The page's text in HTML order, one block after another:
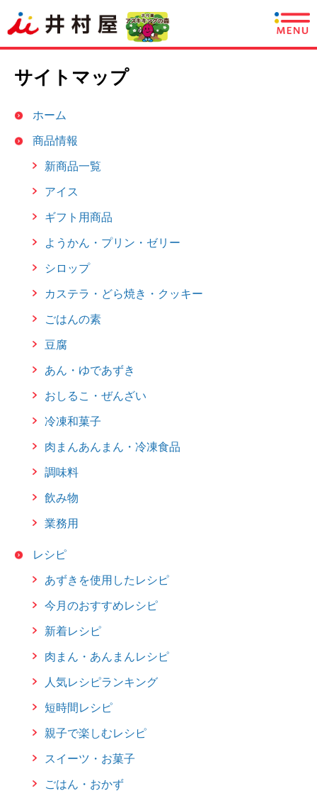
商品情報
あずきについて
CSR情報
企業情報
採用情報
Chinese
サイトマップ
ホーム
商品情報
新商品一覧
アイス
ギフト用商品
ようかん・プリン・ゼリー
シロップ
カステラ・どら焼き・クッキー
ごはんの素
豆腐
あん・ゆであずき
おしるこ・ぜんざい
冷凍和菓子
肉まんあんまん・冷凍食品
調味料
飲み物
業務用
レシピ
あずきを使用したレシピ
今月のおすすめレシピ
新着レシピ
肉まん・あんまんレシピ
人気レシピランキング
短時間レシピ
親子で楽しむレシピ
スイーツ・お菓子
ごはん・おかず